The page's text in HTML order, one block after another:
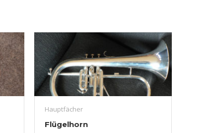
Hauptfächer
Flügelhorn